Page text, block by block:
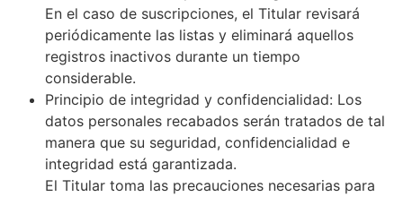
En el caso de suscripciones, el Titular revisará
periódicamente las listas y eliminará aquellos
registros inactivos durante un tiempo
considerable.
Principio de integridad y confidencialidad: Los
datos personales recabados serán tratados de tal
manera que su seguridad, confidencialidad e
integridad está garantizada.
El Titular toma las precauciones necesarias para